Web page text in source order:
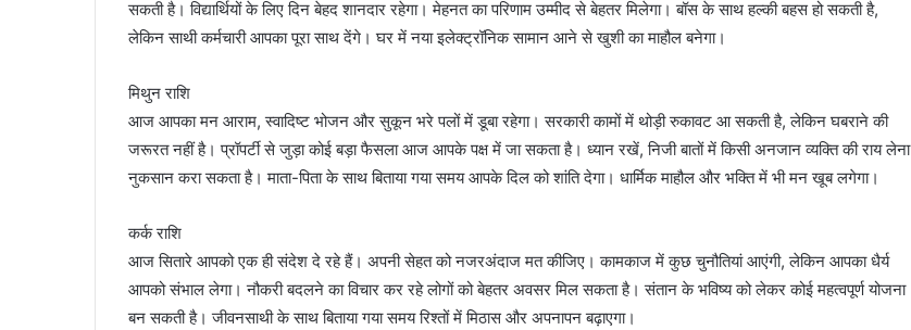
सकती है। विद्यार्थियों के लिए दिन बेहद शानदार रहेगा। मेहनत का परिणाम उम्मीद से बेहतर मिलेगा। बॉस के साथ हल्की बहस हो सकती है,
लेकिन साथी कर्मचारी आपका पूरा साथ देंगे। घर में नया इलेक्ट्रॉनिक सामान आने से खुशी का माहौल बनेगा।
मिथुन राशि
आज आपका मन आराम, स्वादिष्ट भोजन और सुकून भरे पलों में डूबा रहेगा। सरकारी कामों में थोड़ी रुकावट आ सकती है, लेकिन घबराने की
जरूरत नहीं है। प्रॉपर्टी से जुड़ा कोई बड़ा फैसला आज आपके पक्ष में जा सकता है। ध्यान रखें, निजी बातों में किसी अनजान व्यक्ति की राय लेना
नुकसान करा सकता है। माता-पिता के साथ बिताया गया समय आपके दिल को शांति देगा। धार्मिक माहौल और भक्ति में भी मन खूब लगेगा।
कर्क राशि
आज सितारे आपको एक ही संदेश दे रहे हैं। अपनी सेहत को नजरअंदाज मत कीजिए। कामकाज में कुछ चुनौतियां आएंगी, लेकिन आपका धैर्य
आपको संभाल लेगा। नौकरी बदलने का विचार कर रहे लोगों को बेहतर अवसर मिल सकता है। संतान के भविष्य को लेकर कोई महत्वपूर्ण योजना
बन सकती है। जीवनसाथी के साथ बिताया गया समय रिश्तों में मिठास और अपनापन बढ़ाएगा।